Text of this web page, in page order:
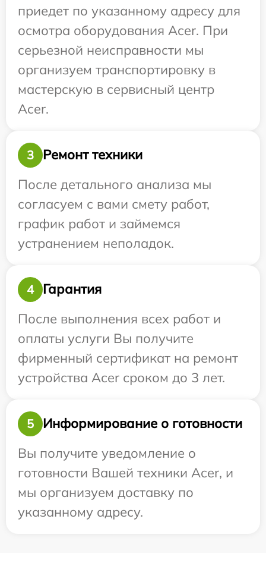
приедет по указанному адресу для
осмотра оборудования Acer. При
серьезной неисправности мы
организуем транспортировку в
мастерскую в сервисный центр
Acer.
3
Ремонт техники
После детального анализа мы
согласуем с вами смету работ,
график работ и займемся
устранением неполадок.
4
Гарантия
После выполнения всех работ и
оплаты услуги Вы получите
фирменный сертификат на ремонт
устройства Acer сроком до 3 лет.
5
Информирование о готовности
Вы получите уведомление о
готовности Вашей техники Acer, и
мы организуем доставку по
указанному адресу.